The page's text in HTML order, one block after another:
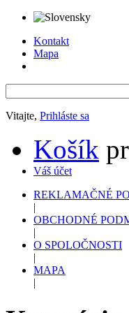
Kontakt
Mapa
Vitajte, Prihláste sa
Košík
Váš účet
REKLAMAČNÉ
|
OBCHODNÉ
|
O SPOLOČNOSTI
|
MAPA
|